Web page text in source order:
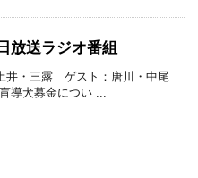
放送ラジオ番組
井・三露 ゲスト：唐川・中尾
導犬募金につい ...